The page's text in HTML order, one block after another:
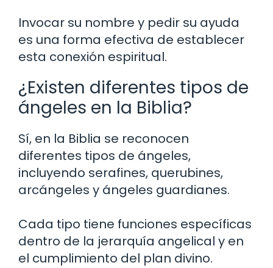
Invocar su nombre y pedir su ayuda
es una forma efectiva de establecer
esta conexión espiritual.
¿Existen diferentes tipos de
ángeles en la Biblia?
Sí, en la Biblia se reconocen
diferentes tipos de ángeles,
incluyendo serafines, querubines,
arcángeles y ángeles guardianes.
Cada tipo tiene funciones específicas
dentro de la jerarquía angelical y en
el cumplimiento del plan divino.